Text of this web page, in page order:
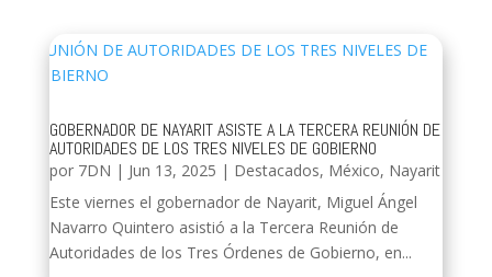
GOBERNADOR DE NAYARIT ASISTE A LA TERCERA REUNIÓN DE
AUTORIDADES DE LOS TRES NIVELES DE GOBIERNO
por 7DN | Jun 13, 2025 | Destacados, México, Nayarit
Este viernes el gobernador de Nayarit, Miguel Ángel
Navarro Quintero asistió a la Tercera Reunión de
Autoridades de los Tres Órdenes de Gobierno, en...